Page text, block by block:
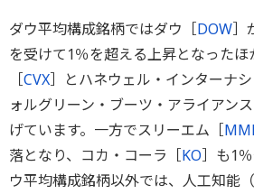
ダウ平均構成銘柄ではダウ［DOW］
を受けて1％を超える上昇となったほ
［CVX］とハネウェル・インターナ
ォルグリーン・ブーツ・アライアン
げています。一方でスリーエム［
落となり、コカ・コーラ［KO］も1
ウ平均構成銘柄以外では、人工知能